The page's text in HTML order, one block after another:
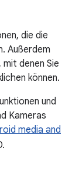
die die
Außerdem
denen Sie
können.
und
Kameras
media and